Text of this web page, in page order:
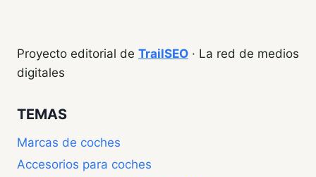
Proyecto editorial de TrailSEO · La red de medios
digitales
TEMAS
Marcas de coches
Accesorios para coches